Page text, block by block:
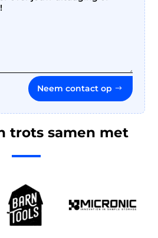
Neem contact op
trots samen met